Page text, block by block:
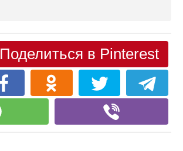
Поделиться в Pinterest